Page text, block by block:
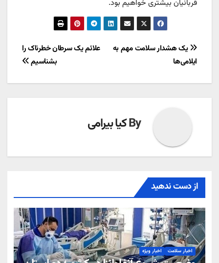
قربانیان بیشتری خواهیم بود.
راهبری
نوشته
علائم یک سرطان خطرناک را
بشناسیم
یک هشدار سلامت مهم به
ایلامی‌ها
Byکیا بیرامی
از دست ندهید
اخبار سلامت اخبار ویژه